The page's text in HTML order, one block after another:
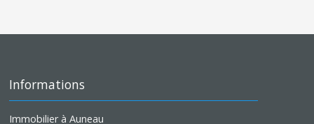
Informations
Immobilier à Auneau